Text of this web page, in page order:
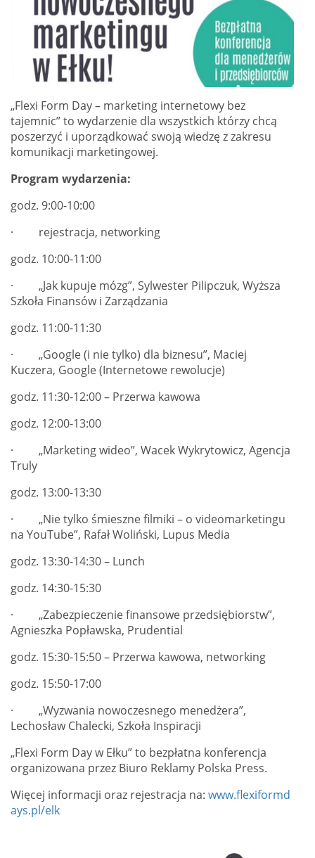
„Flexi Form Day – marketing internetowy bez
tajemnic” to wydarzenie dla wszystkich którzy chcą
poszerzyć i uporządkować swoją wiedzę z zakresu
komunikacji marketingowej.
Program wydarzenia:
godz. 9:00-10:00
· rejestracja, networking
godz. 10:00-11:00
· „Jak kupuje mózg”, Sylwester Pilipczuk, Wyższa
Szkoła Finansów i Zarządzania
godz. 11:00-11:30
· „Google (i nie tylko) dla biznesu”, Maciej
Kuczera, Google (Internetowe rewolucje)
godz. 11:30-12:00 – Przerwa kawowa
godz. 12:00-13:00
· „Marketing wideo”, Wacek Wykrytowicz, Agencja
Truly
godz. 13:00-13:30
· „Nie tylko śmieszne filmiki – o videomarketingu
na YouTube”, Rafał Woliński, Lupus Media
godz. 13:30-14:30 – Lunch
godz. 14:30-15:30
· „Zabezpieczenie finansowe przedsiębiorstw”,
Agnieszka Popławska, Prudential
godz. 15:30-15:50 – Przerwa kawowa, networking
godz. 15:50-17:00
· „Wyzwania nowoczesnego menedżera”,
Lechosław Chalecki, Szkoła Inspiracji
„Flexi Form Day w Ełku” to bezpłatna konferencja
organizowana przez Biuro Reklamy Polska Press.
Więcej informacji oraz rejestracja na: www.flexiformd
ays.pl/elk